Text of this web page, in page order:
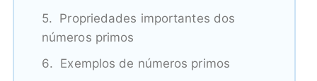
Propriedades importantes dos
números primos
Exemplos de números primos